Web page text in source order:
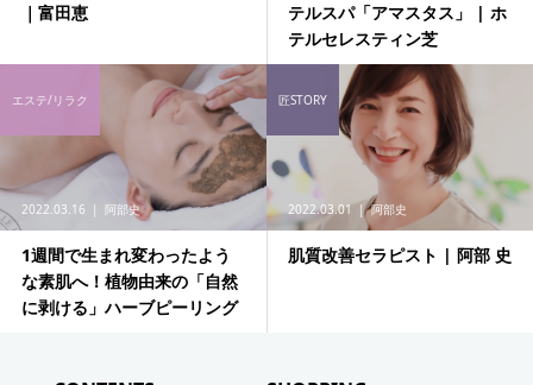
｜富田恵
テルスパ「アマスタス」 | ホ
テルセレスティン芝
2022.03.16 阿部史
1週間で生まれ変わったよう
な素肌へ！植物由来の「自然
に剥ける」ハーブピーリング
エステ/リラク
2022.03.01 阿部史
肌質改善セラピスト | 阿部 史
匠STORY